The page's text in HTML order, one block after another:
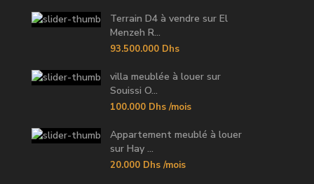
Terrain D4 à vendre sur El
Menzeh R...
93.500.000 Dhs
villa meublée à louer sur
Souissi O...
100.000 Dhs /mois
Appartement meublé à louer
sur Hay ...
20.000 Dhs /mois